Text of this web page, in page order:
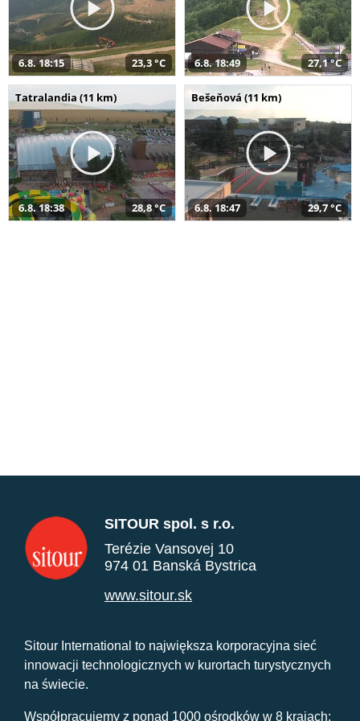
6.8. 18:15 23,3 °C 6.8. 18:49 27,1 °C
Tatralandia (11 km)
6.8. 18:38 28,8 °C
Bešeňová (11 km)
6.8. 18:47 29,7 °C
SITOUR spol. s r.o.
Terézie Vansovej 10
974 01 Banská Bystrica
www.sitour.sk
Sitour International to największa korporacyjna sieć
innowacji technologicznych w kurortach turystycznych
na świecie.
Współpracujemy z ponad 1000 ośrodków w 8 krajach: